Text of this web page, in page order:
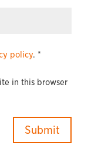
policy. *
in this browser